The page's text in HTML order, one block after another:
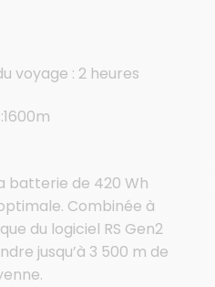
voyage : 2 heures
batterie de 420 Wh
Combinée à
du logiciel RS Gen2
jusqu’à 3 500 m de